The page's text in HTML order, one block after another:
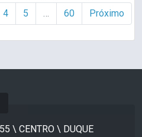
4 5 60 Próximo
\ CENTRO \ DUQUE